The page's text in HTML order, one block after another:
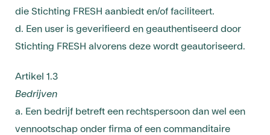
die Stichting FRESH aanbiedt en/of faciliteert.
d. Een user is geverifieerd en geauthentiseerd door
Stichting FRESH alvorens deze wordt geautoriseerd.
Artikel 1.3
Bedrijven
a. Een bedrijf betreft een rechtspersoon dan wel een
vennootschap onder firma of een commanditaire